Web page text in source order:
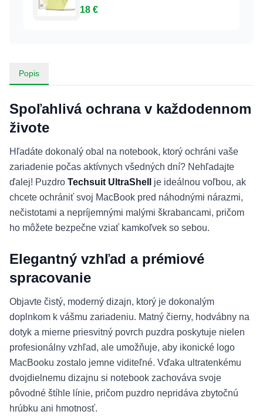
18 €
Popis
Spoľahlivá ochrana v každodennom
živote
Hľadáte dokonalý obal na notebook, ktorý ochráni vaše
zariadenie počas aktívnych všedných dní? Nehľadajte
ďalej! Puzdro Techsuit UltraShell
je ideálnou voľbou, ak
chcete ochrániť svoj MacBook pred náhodnými nárazmi,
nečistotami a nepríjemnými malými škrabancami, pričom
ho môžete bezpečne vziať kamkoľvek so sebou.
Elegantný vzhľad a prémiové
spracovanie
Objavte čistý, moderný dizajn, ktorý je dokonalým
doplnkom k vášmu zariadeniu. Matný čierny, hodvábny na
dotyk a mierne priesvitný povrch puzdra poskytuje nielen
profesionálny vzhľad, ale umožňuje, aby ikonické logo
MacBooku zostalo jemne viditeľné. Vďaka ultratenkému
dvojdielnemu dizajnu si notebook zachováva svoje
pôvodné štíhle línie, pričom puzdro nepridáva zbytočnú
hrúbku ani hmotnosť.